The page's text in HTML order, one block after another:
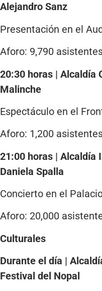
Alejandro Sanz
Presentación en el
Aforo: 9,790
20:30 horas | Alcaldía
Malinche
Espectáculo en el
Aforo: 1,200
21:00 horas | Alcaldía
Daniela Spalla
Concierto en el
Aforo: 20,000
Culturales
Durante el día |
Festival del Nopal